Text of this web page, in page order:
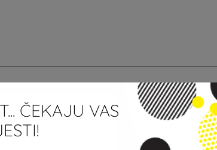
newsletter City Centera one.
OGLAŠAVANJE I PROMOCIJE
ČEKAJU VAS